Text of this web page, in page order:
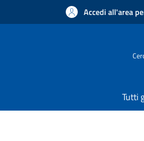
Accedi all'area
Tutti